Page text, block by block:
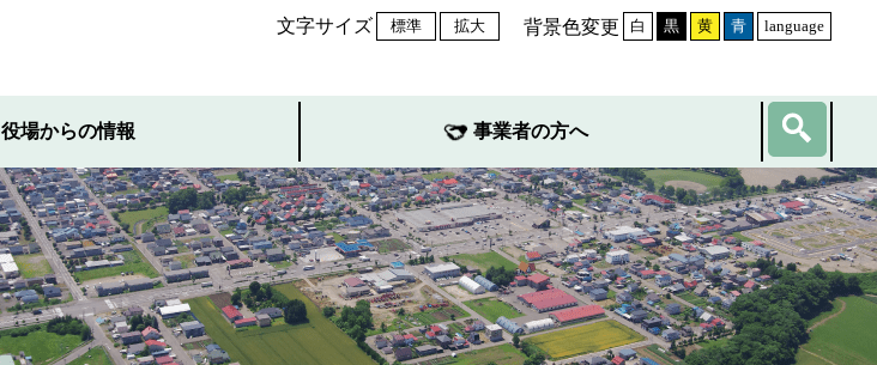
文字サイズ 標準 拡大 背景色変更 白 黒 黄 青 language
役場からの情報 事業者の方へ